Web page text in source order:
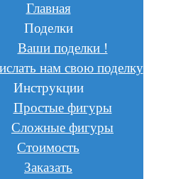
Главная
Поделки
Ваши поделки !
нам свою поделку
Инструкции
Простые фигуры
Сложные фигуры
Стоимость
Заказать